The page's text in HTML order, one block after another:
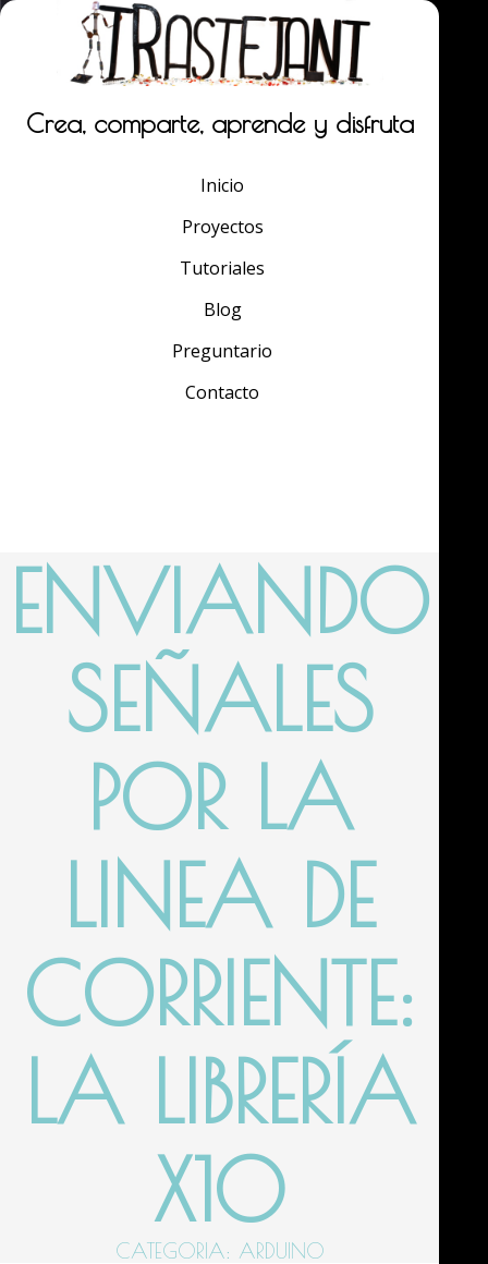
Crea, comparte, aprende y disfruta
Inicio
Proyectos
Tutoriales
Blog
Preguntario
Contacto
ENVIANDO
SEÑALES
POR LA
LINEA DE
CORRIENTE:
LA LIBRERÍA
X10
CATEGORIA: ARDUINO